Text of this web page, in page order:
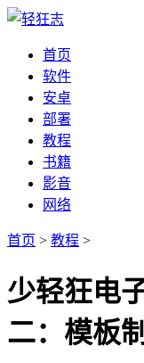
首页
软件
安卓
部署
教程
书籍
影音
网络
首页 > 教程 >
少轻狂电
二：模板